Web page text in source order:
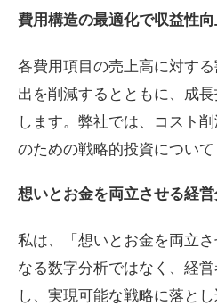
費用構造の最適化で収益性
各費用項目の売上高に対す
出を削減するとともに、成
します。弊社では、コスト
のための戦略的投資について
想いとお金を両立させる経
私は、「想いとお金を両立
なる数字分析ではなく、経
し、実現可能な戦略に落と